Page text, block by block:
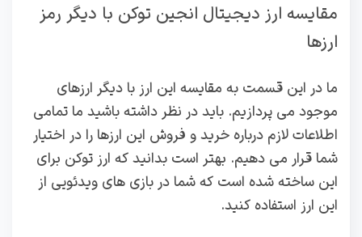
مقایسه ارز دیجیتال انجین توکن با دیگر رمز
ارزها
ما در این قسمت به مقایسه این ارز با دیگر ارزهای
موجود می پردازیم. باید در نظر داشته باشید ما تمامی
اطلاعات لازم درباره خرید و فروش این ارزها را در اختیار
شما قرار می دهیم. بهتر است بدانید که ارز توکن برای
این ساخته شده است که شما در بازی های ویدئویی از
این ارز استفاده کنید.